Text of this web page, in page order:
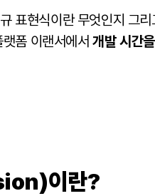
표현식이란 무엇인지 그
랫폼 이랜서에서개발 시간
이란?